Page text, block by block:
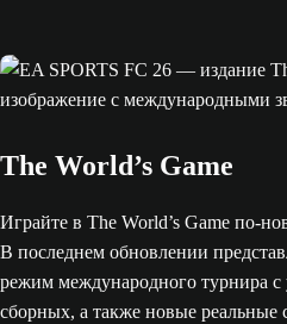
The World’s Game
Играйте в The World’s Game по-
В последнем обновлении
режим международного турнира
сборных, а также новые